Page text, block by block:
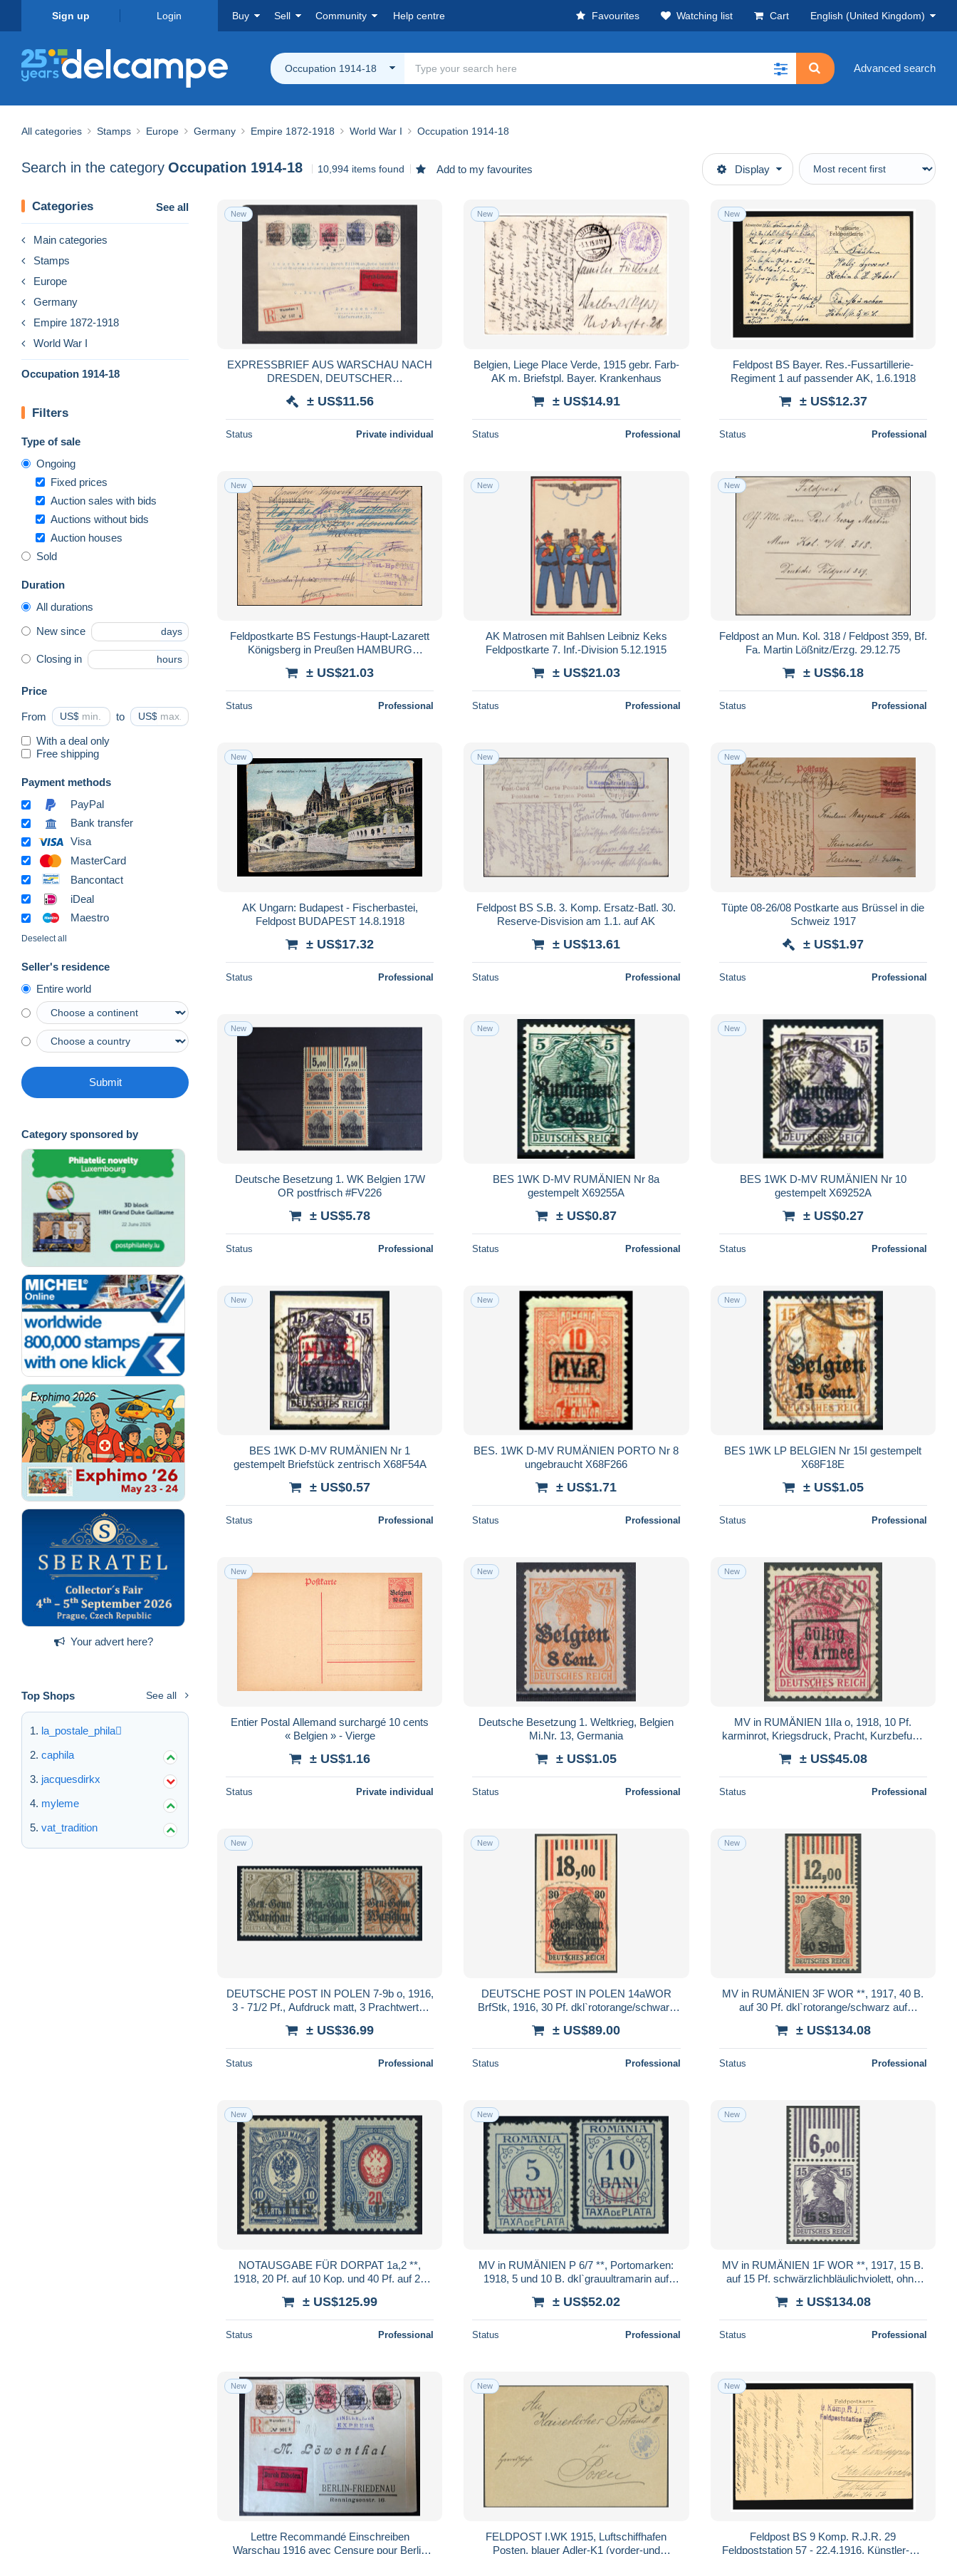
Sign up Login Buy Sell Community Help centre Favourites Watching list Cart English (United Kingdom)
Occupation 1914-18 Advanced search
All categories Stamps Europe Germany Empire 1872-1918 World War I Occupation 1914-18
Search in the category Occupation 1914-18 10,994 items found Add to my favourites Display
Categories See all
Main categories
Stamps
Europe
Germany
Empire 1872-1918
World War I
Occupation 1914-18
Filters
Type of sale
Ongoing
Fixed prices
Auction sales with bids
Auctions without bids
Auction houses
Sold
Duration
All durations
New since days
Closing in hours
Price
From US$ to US$
With a deal only
Free shipping
Payment methods
PayPal
Bank transfer
Visa
MasterCard
Bancontact
iDeal
Maestro
Deselect all
Seller's residence
Entire world
Submit
Category sponsored by
Your advert here?
Top Shops See all
la_postale_phila
caphila
jacquesdirkx
myleme
vat_tradition
New
EXPRESSBRIEF AUS WARSCHAU NACH
DRESDEN, DEUTSCHER
± US$11.56
Status Private individual
New
Belgien, Liege Place Verde, 1915 gebr. Farb-
AK m. Briefstpl. Bayer. Krankenhaus
± US$14.91
Status Professional
New
Feldpost BS Bayer. Res.-Fussartillerie-
Regiment 1 auf passender AK, 1.6.1918
± US$12.37
Status Professional
New
Feldpostkarte BS Festungs-Haupt-Lazarett
Königsberg in Preußen HAMBURG
± US$21.03
Status Professional
New
AK Matrosen mit Bahlsen Leibniz Keks
Feldpostkarte 7. Inf.-Division 5.12.1915
± US$21.03
Status Professional
New
Feldpost an Mun. Kol. 318 / Feldpost 359, Bf.
Fa. Martin Lößnitz/Erzg. 29.12.75
± US$6.18
Status Professional
New
AK Ungarn: Budapest - Fischerbastei,
Feldpost BUDAPEST 14.8.1918
± US$17.32
Status Professional
New
Feldpost BS S.B. 3. Komp. Ersatz-Batl. 30.
Reserve-Disvision am 1.1. auf AK
± US$13.61
Status Professional
New
Tüpte 08-26/08 Postkarte aus Brüssel in die
Schweiz 1917
± US$1.97
Status Professional
New
Deutsche Besetzung 1. WK Belgien 17W
OR postfrisch #FV226
± US$5.78
Status Professional
New
BES 1WK D-MV RUMÄNIEN Nr 8a
gestempelt X69255A
± US$0.87
Status Professional
New
BES 1WK D-MV RUMÄNIEN Nr 10
gestempelt X69252A
± US$0.27
Status Professional
New
BES 1WK D-MV RUMÄNIEN Nr 1
gestempelt Briefstück zentrisch X68F54A
± US$0.57
Status Professional
New
BES. 1WK D-MV RUMÄNIEN PORTO Nr 8
ungebraucht X68F266
± US$1.71
Status Professional
New
BES 1WK LP BELGIEN Nr 15I gestempelt
X68F18E
± US$1.05
Status Professional
New
Entier Postal Allemand surchargé 10 cents
« Belgien » - Vierge
± US$1.16
Status Private individual
New
Deutsche Besetzung 1. Weltkrieg, Belgien
Mi.Nr. 13, Germania
± US$1.05
Status Professional
New
MV in RUMÄNIEN 1IIa o, 1918, 10 Pf.
karminrot, Kriegsdruck, Pracht, Kurzbefund
± US$45.08
Status Professional
New
DEUTSCHE POST IN POLEN 7-9b o, 1916,
3 - 71/2 Pf., Aufdruck matt, 3 Prachtwerte,
± US$36.99
Status Professional
New
DEUTSCHE POST IN POLEN 14aWOR
BrfStk, 1916, 30 Pf. dkl`rotorange/schwarz
Walzendr
± US$89.00
Status Professional
New
MV in RUMÄNIEN 3F WOR **, 1917, 40 B.
auf 30 Pf. dkl`rotorange/schwarz auf
± US$134.08
Status Professional
New
NOTAUSGABE FÜR DORPAT 1a,2 **,
1918, 20 Pf. auf 10 Kop. und 40 Pf. auf 20
± US$125.99
Status Professional
New
MV in RUMÄNIEN P 6/7 **, Portomarken:
1918, 5 und 10 B. dkl`grauultramarin auf
± US$52.02
Status Professional
New
MV in RUMÄNIEN 1F WOR **, 1917, 15 B.
auf 15 Pf. schwärzlichbläulichviolett, ohne
± US$134.08
Status Professional
New
Lettre Recommandé Einschreiben
Warschau 1916 avec Censure pour Berlin
New
FELDPOST I.WK 1915, Luftschiffhafen
Posten, blauer Adler-K1 (vorder-und
New
Feldpost BS 9 Komp. R.J.R. 29
Feldpoststation 57 - 22.4.1916, Künstler-AK